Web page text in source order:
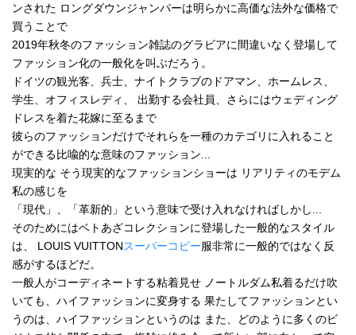
ンされた ロングダウンジャンパーは明らかに高価な法外な価格で
買うことで
2019年秋冬のファッション雑誌のグラビアに間違いなく登場して
ファッション化の一般化を叫ぶだろう。
ドイツの観光客、兵士、ナイトクラブのドアマン、ホームレス、
学生、オフィスレディ、 出勤する会社員、さらにはウェディング
ドレスを着た花嫁に至るまで
彼らのファッションだけでそれらを一種のカテゴリに入れること
ができる比喩的な意味のファッション...
現実的な そう現実的なファッションショーは リアリティのモデム
私の感じを
「現代」、「革新的」という意味で受け入れなければしかし...
そのためにはベトあざコレクションに登場した一般的なスタイル
は、 LOUIS VUITTONスーパーコピー服非常に一般的ではなく反
感がするほどだ。
一般人がコーディネートする粘着見せ ノートルダム私着るだけ吹
いても、ハイファッションに変身する 果たしてファッションとい
うのは、ハイファッションというのは また、どのように多くのビ